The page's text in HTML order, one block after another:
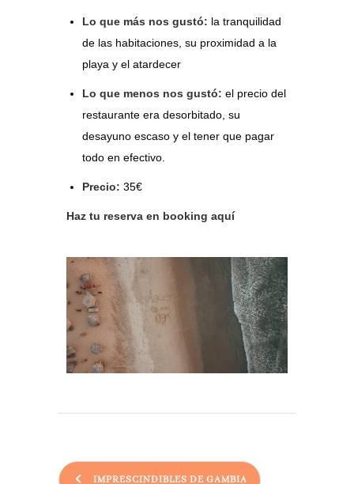
Lo que más nos gustó: la tranquilidad
de las habitaciones, su proximidad a la
playa y el atardecer
Lo que menos nos gustó: el precio del
restaurante era desorbitado, su
desayuno escaso y el tener que pagar
todo en efectivo.
Precio: 35€
Haz tu reserva en booking aquí
IMPRESCINDIBLES DE GAMBIA